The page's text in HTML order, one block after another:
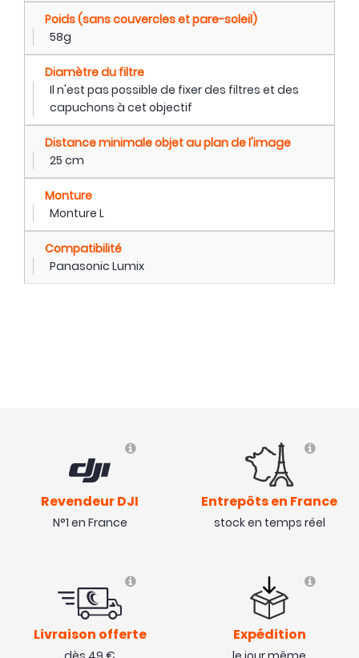
Poids (sans couvercles et pare-soleil)
58g
Diamètre du filtre
Il n'est pas possible de fixer des filtres et des
capuchons à cet objectif
Distance minimale objet au plan de l'image
25 cm
Monture
Monture L
Compatibilité
Panasonic Lumix
Revendeur DJI
N°1 en France
Entrepôts en France
stock en temps réel
Livraison offerte Expédition